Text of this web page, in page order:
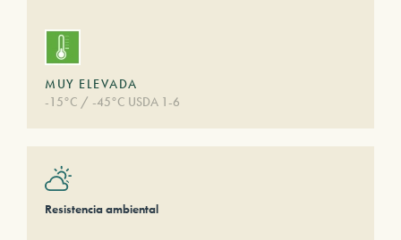
MUY ELEVADA
-15°C / -45°C USDA 1-6
Resistencia ambiental